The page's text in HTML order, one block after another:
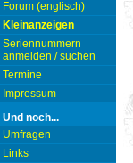
Forum (englisch)
Kleinanzeigen
Seriennummern
anmelden / suchen
Termine
Impressum
Und noch...
Umfragen
Links